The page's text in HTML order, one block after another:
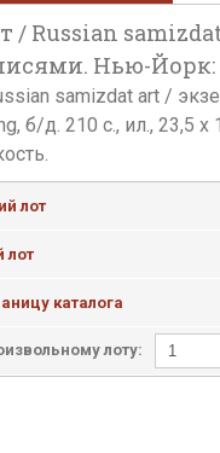
/ Russian
Нью-Йорк:
samizdat art /
б/д. 210 с., ил., 23,5
лот
лот
каталога
лоту: